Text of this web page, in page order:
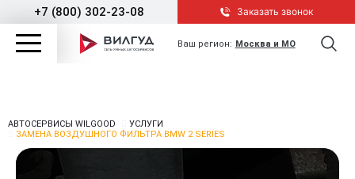
+7 (800) 302-23-08 Заказать звонок
Ваш регион: Москва и МО
АВТОСЕРВИСЫ WILGOOD
УСЛУГИ
ЗАМЕНА ВОЗДУШНОГО ФИЛЬТРА BMW 2 SERIES